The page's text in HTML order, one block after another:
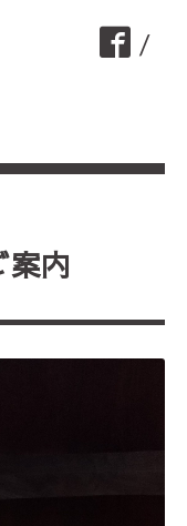
/
案内